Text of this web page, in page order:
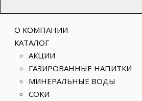
О КОМПАНИИ
КАТАЛОГ
АКЦИИ
ГАЗИРОВАННЫЕ НАПИТКИ
МИНЕРАЛЬНЫЕ ВОДЫ
СОКИ